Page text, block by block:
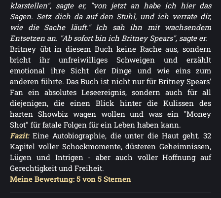
klarstellen", sagte er, "von jetzt an habe ich hier das
Sagen. Setz dich da auf den Stuhl, und ich verrate dir,
wie die Sache läuft." Ich sah ihn mit wachsendem
Entsetzen an. "Ab sofort bin ich Britney Spears", sagte er.
Britney übt in diesem Buch keine Rache aus, sondern
bricht ihr unfreiwilliges Schweigen und erzählt
emotional ihre Sicht der Dinge und wie eins zum
anderen führte. Das Buch ist nicht nur für Britney Spears'
Fan ein absolutes Leseereignis, sondern auch für all
diejenigen, die einen Blick hinter die Kulissen des
harten Showbiz wagen wollen und was ein "Money
Shot" für fatale Folgen für ein Leben haben kann.
Fazit: Eine Autobiographie, die unter die Haut geht. 32
Kapitel voller Schockmomente, düsteren Geheimnissen,
Lügen und Intrigen - aber auch voller Hoffnung auf
Gerechtigkeit und Freiheit.
Meine Bewertung: 5 von 5 Sternen